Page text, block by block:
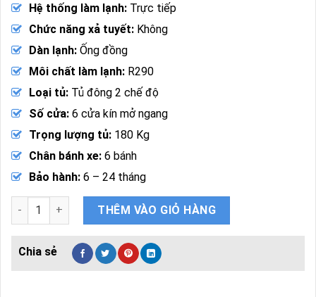
Hệ thống làm lạnh: Trực tiếp
Chức năng xả tuyết: Không
Dàn lạnh: Ống đồng
Môi chất làm lạnh: R290
Loại tủ: Tủ đông 2 chế độ
Số cửa: 6 cửa kín mở ngang
Trọng lượng tủ: 180 Kg
Chân bánh xe: 6 bánh
Bảo hành: 6 – 24 tháng
Tủ Đông Inox 6 Cánh GoldCool GC6C1600L 1600 Lít 2 Ngăn
THÊM VÀO GIỎ HÀNG